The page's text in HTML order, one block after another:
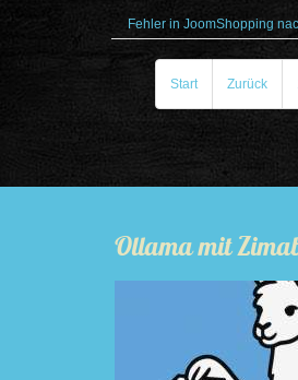
Fehler in JoomShopping
Start Zurück
Ollama mit